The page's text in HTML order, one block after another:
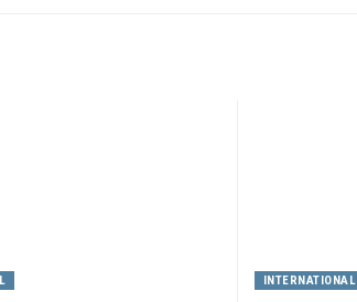
INTERNATIONAL